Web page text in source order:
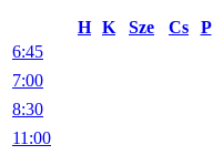
H K Sze Cs P
6:45
7:00
8:30
11:00